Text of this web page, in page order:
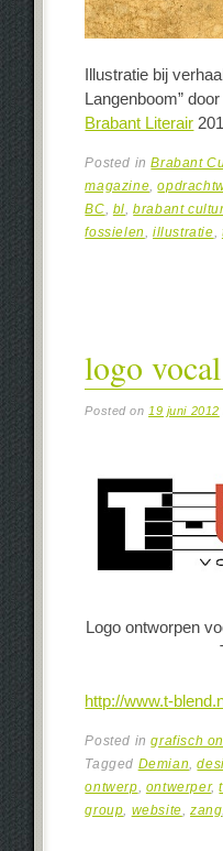
Illustratie bij
Langenboom”
Brabant Literair
Posted inBrabant
magazine,
BC, bl,brabant
fossielen,illustratie,
logo
Posted on 19 juni 2012
Logo ontworpen
http://www.t-
Posted ingrafisch
Tagged Demian ,
ontwerp ontwerper,
group website ,zang